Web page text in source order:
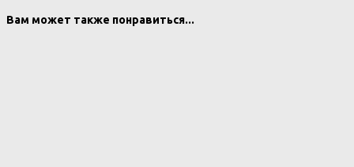
Вам может также понравиться...